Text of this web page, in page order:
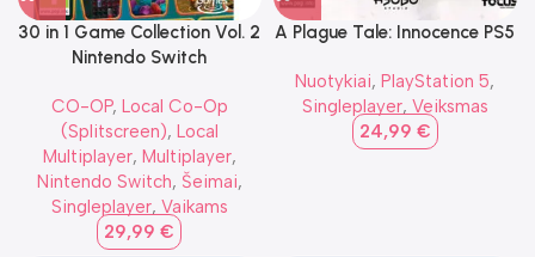
30 in 1 Game Collection Vol. 2
Nintendo Switch
CO-OP, Local Co-Op
(Splitscreen), Local
Multiplayer, Multiplayer,
Nintendo Switch, Šeimai,
Singleplayer, Vaikams
29,99€
A Plague Tale: Innocence PS5
Nuotykiai,PlayStation 5,
Singleplayer, Veiksmas
24,99 €